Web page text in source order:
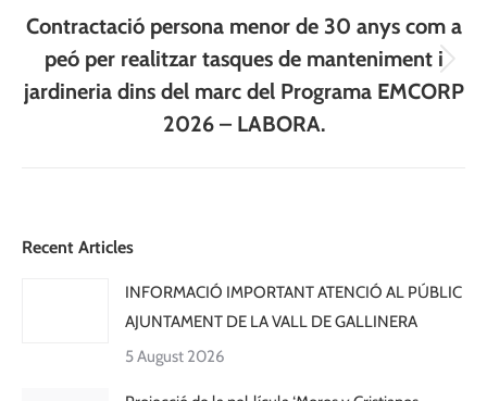
Next
post:
Contractació persona menor de 30 anys com a
peó per realitzar tasques de manteniment i
jardineria dins del marc del Programa EMCORP
2026 – LABORA.
Recent Articles
INFORMACIÓ IMPORTANT ATENCIÓ AL PÚBLIC
AJUNTAMENT DE LA VALL DE GALLINERA
5 August 2026